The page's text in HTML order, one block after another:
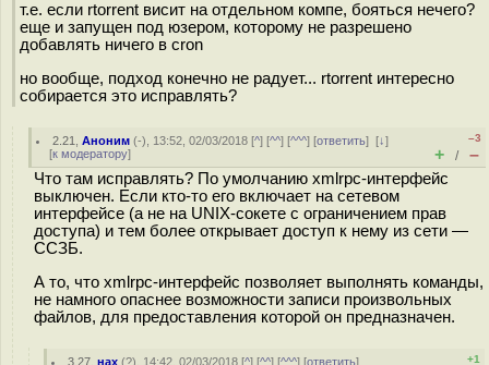
т.е. если rtorrent висит на отдельном компе, бояться нечего?
еще и запущен под юзером, которому не разрешено
добавлять ничего в cron
но вообще, подход конечно не радует... rtorrent интересно
собирается это исправлять?
2.21 ,Аноним (-), 13:52, 02/03/2018 [^] [^^] [^^^] [ответить][↓]
[к модератору]
–3
+ / –
Что там исправлять? По умолчанию xmlrpc-интерфейс
выключен. Если кто-то его включает на сетевом
интерфейсе (а не на UNIX-сокете с ограничением прав
доступа) и тем более открывает доступ к нему из сети —
ССЗБ.
А то, что xmlrpc-интерфейс позволяет выполнять команды,
не намного опаснее возможности записи произвольных
файлов, для предоставления которой он предназначен.
3.27 ,нах (?), 14:42, 02/03/2018 [^] [^^] [^^^] [ответить]
+1